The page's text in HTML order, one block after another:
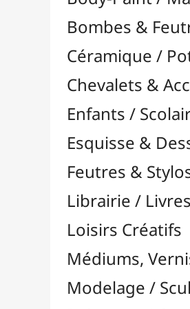
Feutres & Stylos
Librairie / Livres
Loisirs Créatifs
Médiums, Vernis & Colles
Modelage / Sculpture
Peintures / Couleurs
Résines / Moulage
Supports Dessin & Peinture
Transport / Rangement
Vannerie / Rotin
Papeterie & Bureau
Pochettes, Trieurs & Trousses
Aimants & Magnets
Ardoises